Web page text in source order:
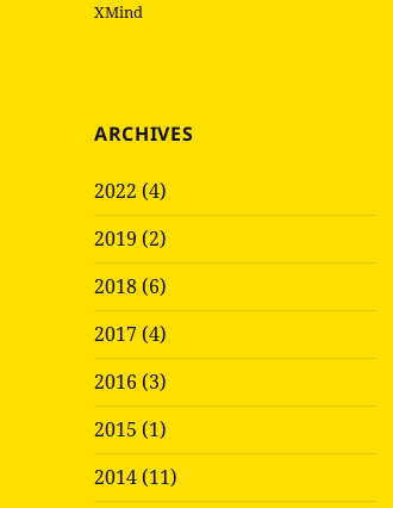
XMind
ARCHIVES
2022 (4)
2019 (2)
2018 (6)
2017 (4)
2016 (3)
2015 (1)
2014 (11)